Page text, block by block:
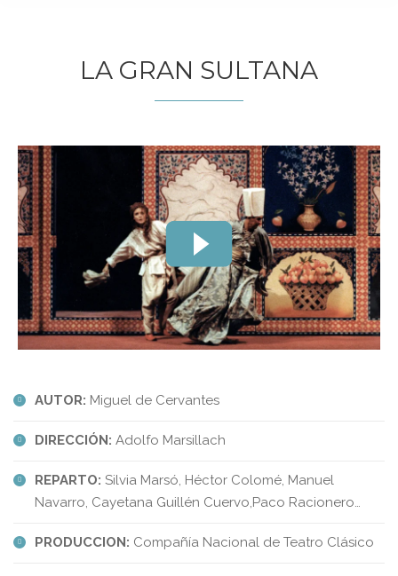
LA GRAN SULTANA
AUTOR: Miguel de Cervantes
DIRECCIÓN: Adolfo Marsillach
REPARTO: Silvia Marsó, Héctor Colomé, Manuel
Navarro, Cayetana Guillén Cuervo,Paco Racionero…
PRODUCCION: Compañía Nacional de Teatro Clásico